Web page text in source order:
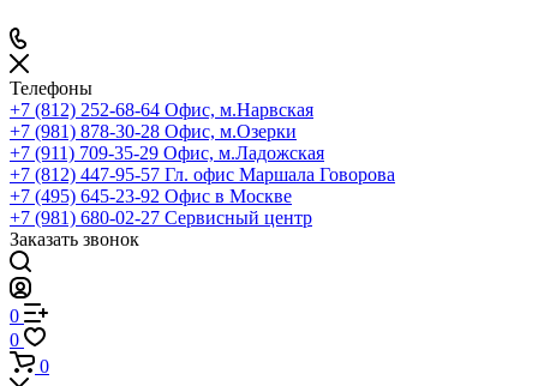
Телефоны
+7 (812) 252-68-64 Офис, м.Нарвская
+7 (981) 878-30-28 Офис, м.Озерки
+7 (911) 709-35-29 Офис, м.Ладожская
+7 (812) 447-95-57 Гл. офис Маршала Говорова
+7 (495) 645-23-92 Офис в Москве
+7 (981) 680-02-27 Сервисный центр
Заказать звонок
0
0
0